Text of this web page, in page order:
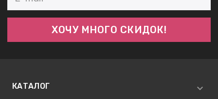
КАТАЛОГ